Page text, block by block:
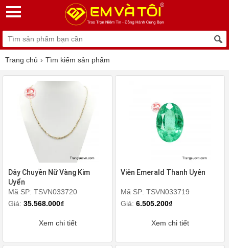
Trang chủ Tìm kiếm sản phẩm
Dây Chuyền Nữ Vàng Kim
Uyển
Mã SP: TSVN033720
Giá: 35.568.000₫
Xem chi tiết
Viên Emerald Thanh Uyên
Mã SP: TSVN033719
Giá:6.505.200₫
Xem chi tiết